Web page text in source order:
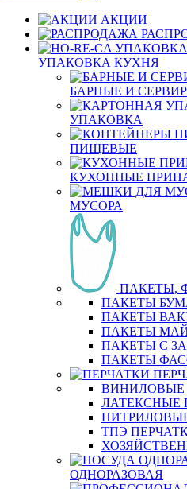
АКЦИИ
УПАКОВКА КУХНЯ
БАРНЫЕ И
УПАКОВКА
ПИЩЕВЫЕ
КУХОННЫЕ
МУСОРА
ПАКЕТЫ,
ПАКЕТЫ
ПАКЕТЫ
ПАКЕТЫ
ПАКЕТЫ С
ПАКЕТЫ
ВИНИЛОВЫЕ
ЛАТЕКСНЫЕ
ТПЭ
ОДНОРАЗОВАЯ